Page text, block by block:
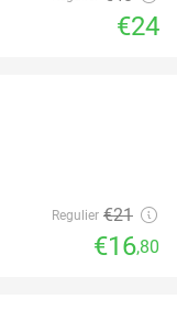
€24
Regulier €21
€16,80